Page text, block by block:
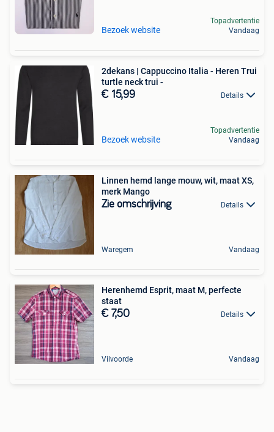
Bezoek website
Topadvertentie
Vandaag
2dekans | Cappuccino Italia - Heren Trui
turtle neck trui -
€ 15,99 Details
Bezoek website
Topadvertentie
Vandaag
Linnen hemd lange mouw, wit, maat XS,
merk Mango
Zie omschrijving Details
Waregem Vandaag
Herenhemd Esprit, maat M, perfecte
staat
€ 7,50 Details
Vilvoorde Vandaag